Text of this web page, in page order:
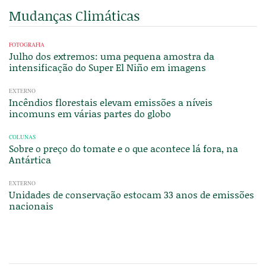
Mudanças Climáticas
FOTOGRAFIA
Julho dos extremos: uma pequena amostra da
intensificação do Super El Niño em imagens
EXTERNO
Incêndios florestais elevam emissões a níveis
incomuns em várias partes do globo
COLUNAS
Sobre o preço do tomate e o que acontece lá fora, na
Antártica
EXTERNO
Unidades de conservação estocam 33 anos de emissões
nacionais